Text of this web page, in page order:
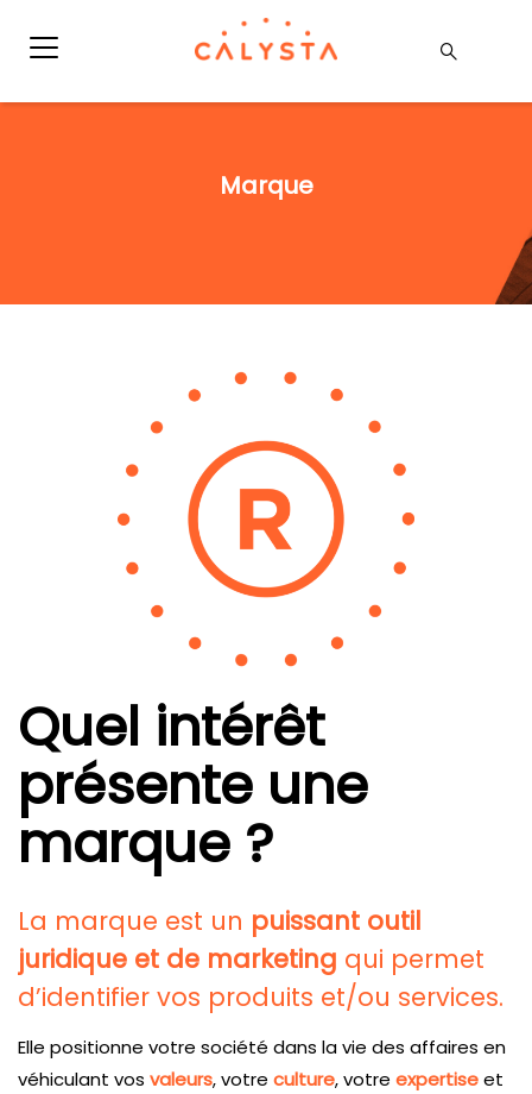
Marque
Quel intérêt
présente une
marque ?
La marque est un puissant outil
juridique et de marketing qui permet
d’identifier vos produits et/ou services.
Elle positionne votre société dans la vie des affaires en
véhiculant vos valeurs, votre culture, votre expertiseet